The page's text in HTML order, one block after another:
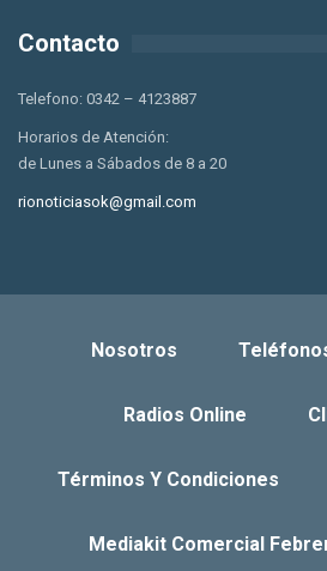
Contacto
Telefono: 0342 – 4123887
Horarios de Atención:
de Lunes a Sábados de 8 a 20
rionoticiasok@gmail.com
Nosotros
Radios Online
Términos Y Condiciones
Mediakit Comercial